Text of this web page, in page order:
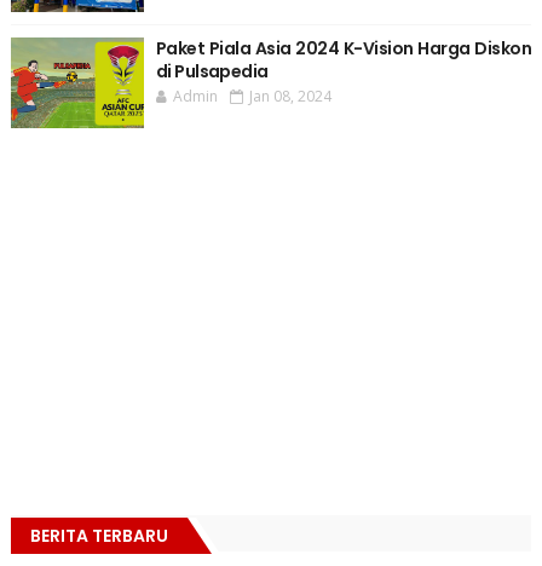
Paket Piala Asia 2024 K-Vision Harga Diskon
di Pulsapedia
Admin Jan 08, 2024
BERITA TERBARU